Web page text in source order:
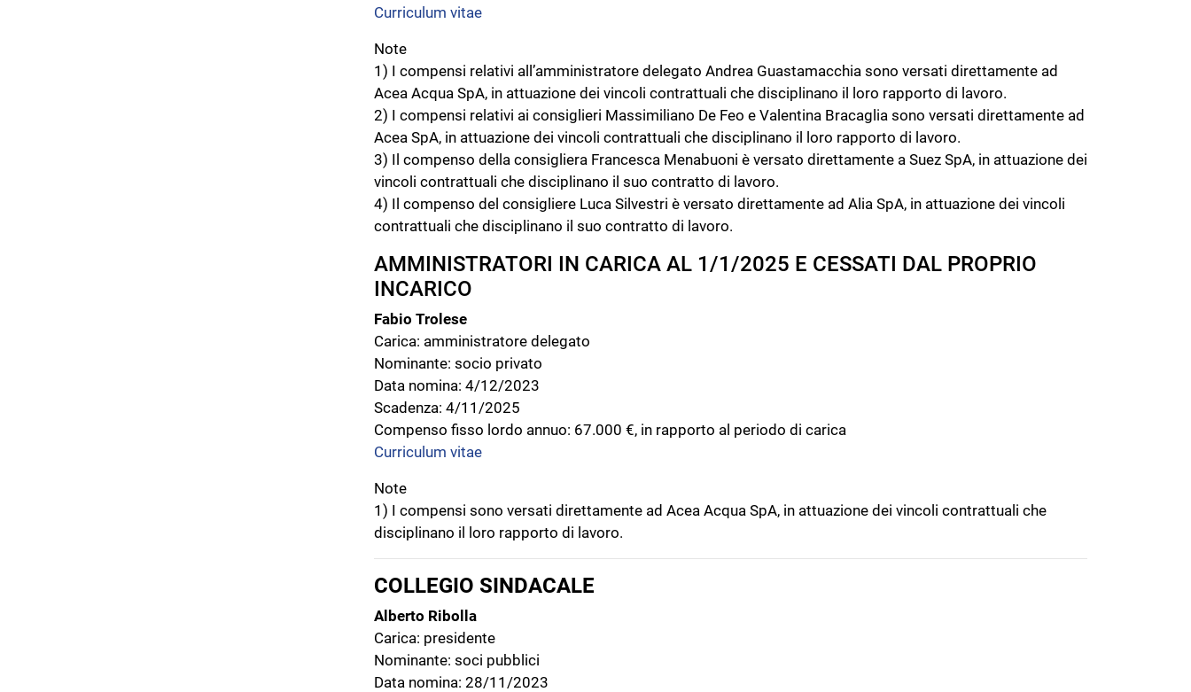
Curriculum vitae
Note
1) I compensi relativi all’amministratore delegato Andrea Guastamacchia sono versati direttamente ad
Acea Acqua SpA, in attuazione dei vincoli contrattuali che disciplinano il loro rapporto di lavoro.
2) I compensi relativi ai consiglieri Massimiliano De Feo e Valentina Bracaglia sono versati direttamente ad
Acea SpA, in attuazione dei vincoli contrattuali che disciplinano il loro rapporto di lavoro.
3) Il compenso della consigliera Francesca Menabuoni è versato direttamente a Suez SpA, in attuazione dei
vincoli contrattuali che disciplinano il suo contratto di lavoro.
4) Il compenso del consigliere Luca Silvestri è versato direttamente ad Alia SpA, in attuazione dei vincoli
contrattuali che disciplinano il suo contratto di lavoro.
AMMINISTRATORI IN CARICA AL 1/1/2025 E CESSATI DAL PROPRIO
INCARICO
Fabio Trolese
Carica: amministratore delegato
Nominante: socio privato
Data nomina: 4/12/2023
Scadenza: 4/11/2025
Compenso fisso lordo annuo: 67.000 €, in rapporto al periodo di carica
Curriculum vitae
Note
1) I compensi sono versati direttamente ad Acea Acqua SpA, in attuazione dei vincoli contrattuali che
disciplinano il loro rapporto di lavoro.
COLLEGIO SINDACALE
Alberto Ribolla
Carica: presidente
Nominante: soci pubblici
Data nomina: 28/11/2023